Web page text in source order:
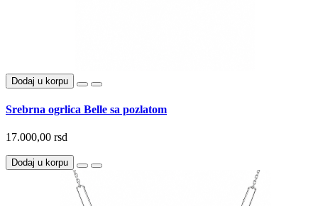
Dodaj u korpu
Srebrna ogrlica Belle sa pozlatom
17.000,00 rsd
Dodaj u korpu